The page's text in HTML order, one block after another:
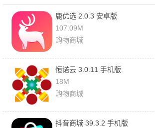
鹿优选 2.0.3 安卓版
107.09M
购物商城
恒诺云 3.0.11 手机版
18M
购物商城
抖音商城 39.3.2 手机版